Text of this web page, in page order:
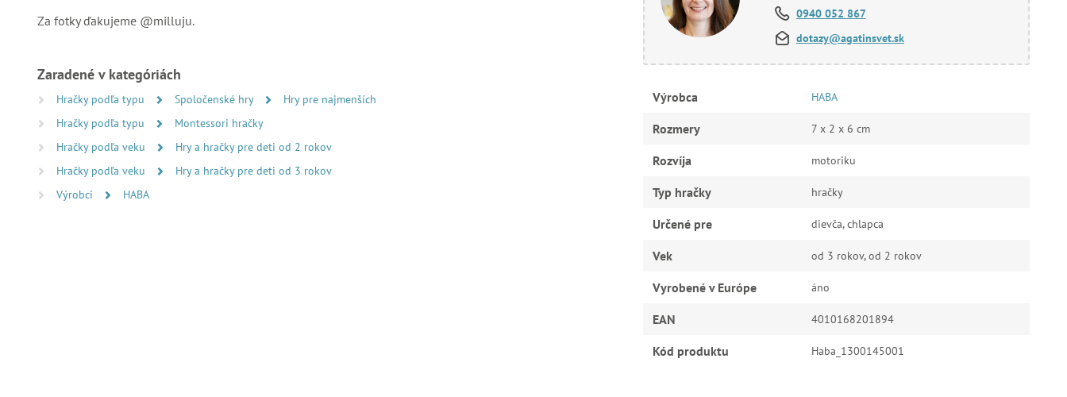
Za fotky ďakujeme @milluju.
Zaradené v kategóriách
Hračky podľa typu Spoločenské hry
Hry pre najmenších
Hračky podľa typu
Montessori hračky
Hračky podľa veku
Hry a hračky pre deti od 2 rokov
Hračky podľa veku
Hry a hračky pre deti od 3 rokov
Výrobci
HABA
0940 052 867
dotazy@agatinsvet.sk
Výrobca HABA
Rozmery 7 x 2 x 6 cm
Rozvíja motoriku
Typ hračky hračky
Určené pre dievča, chlapca
Vek od 3 rokov, od 2 rokov
Vyrobené v Európe áno
EAN 4010168201894
Kód produktu Haba_1300145001